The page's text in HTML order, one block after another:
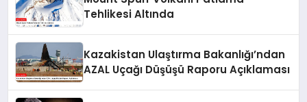
Tehlikesi Altında
Kazakistan Ulaştırma Bakanlığı’ndan
AZAL Uçağı Düşüşü Raporu Açıklaması